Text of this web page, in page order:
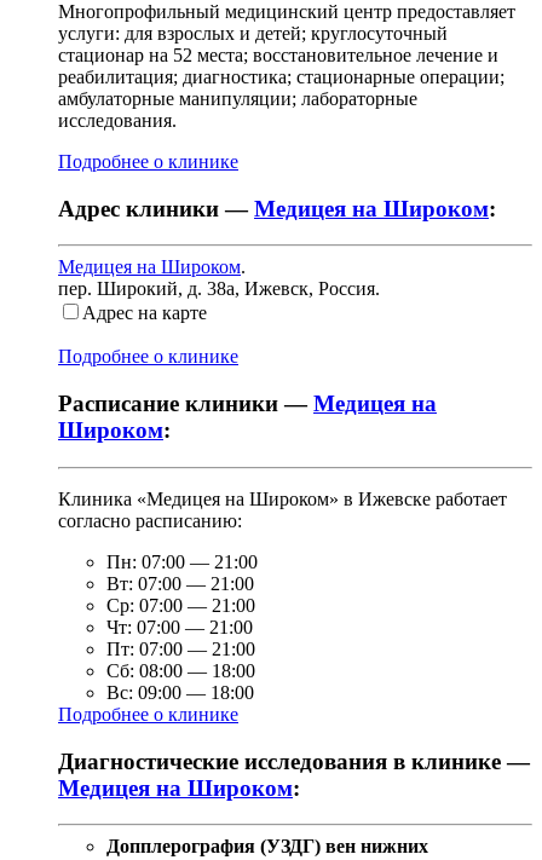
Многопрофильный медицинский центр предоставляет
услуги: для взрослых и детей; круглосуточный
стационар на 52 места; восстановительное лечение и
реабилитация; диагностика; стационарные операции;
амбулаторные манипуляции; лабораторные
исследования.
Подробнее о клинике
Адрес клиники —Медицея на Широком:
Медицея на Широком.
пер. Широкий, д. 38а, Ижевск, Россия.
Адрес на карте
Подробнее о клинике
Расписание клиники —Медицея на
Широком:
Клиника «Медицея на Широком» в Ижевске работает
согласно расписанию:
Пн: 07:00 — 21:00
Вт: 07:00 — 21:00
Ср: 07:00 — 21:00
Чт: 07:00 — 21:00
Пт: 07:00 — 21:00
Сб: 08:00 — 18:00
Вс: 09:00 — 18:00
Подробнее о клинике
Диагностические исследования в клинике —
Медицея на Широком:
Допплерография (УЗДГ) вен нижних